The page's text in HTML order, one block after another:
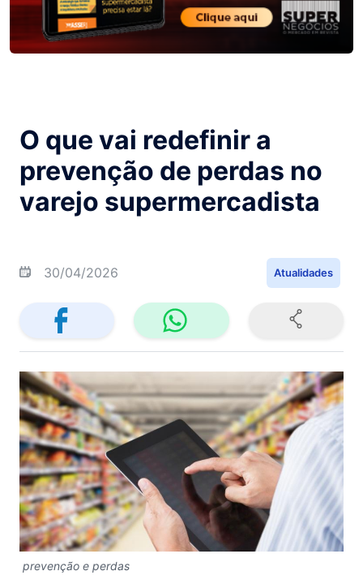
O que vai redefinir a
prevenção de perdas no
varejo supermercadista
30/04/2026 Atualidades
prevenção e perdas